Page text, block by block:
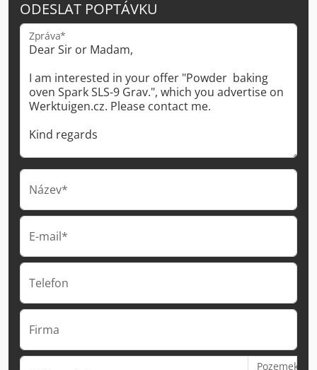
ODESLAT POPTÁVKU
Zpráva*
Název*
E-mail*
Telefon
Firma
Pozemek